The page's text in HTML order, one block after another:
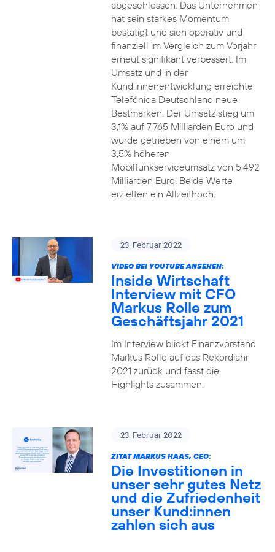
abgeschlossen. Das Unternehmen
hat sein starkes Momentum
bestätigt und sich operativ und
finanziell im Vergleich zum Vorjahr
erneut signifikant verbessert. Im
Umsatz und in der
Kund:innenentwicklung erreichte
Telefónica Deutschland neue
Bestmarken. Der Umsatz stieg um
3,1% auf 7,765 Milliarden Euro und
wurde getrieben von einem um
3,5% höheren
Mobilfunkserviceumsatz von 5,492
Milliarden Euro. Beide Werte
erzielten ein Allzeithoch.
23. Februar 2022
VIDEO BEI YOUTUBE ANSEHEN:
Inside Wirtschaft
Interview mit CFO
Markus Rolle zum
Geschäftsjahr 2021
Im Interview blickt Finanzvorstand
Markus Rolle auf das Rekordjahr
2021 zurück und fasst die
Highlights zusammen.
23. Februar 2022
ZITAT MARKUS HAAS, CEO:
Die Investitionen in
unser sehr gutes Netz
und die Zufriedenheit
unser Kund:innen
zahlen sich aus